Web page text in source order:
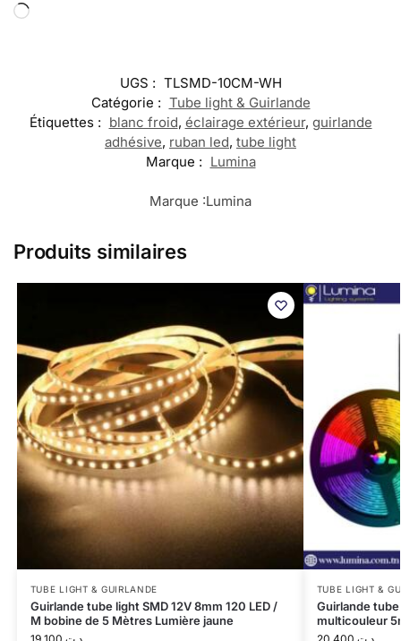
UGS : TLSMD-10CM-WH
Catégorie : Tube light & Guirlande
Étiquettes : blanc froid, éclairage extérieur, guirlande
adhésive, ruban led, tube light
Marque : Lumina
Marque :Lumina
Produits similaires
TUBE LIGHT & GUIRLANDE
Guirlande tube light SMD 12V 8mm 120 LED /
M bobine de 5 Mètres Lumière jaune
د.ت
TUBE LIGHT &
Guirlande
multicouleur
د.ت